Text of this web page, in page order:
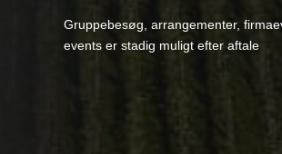
Gruppebesøg, arrangementer,
events er stadig muligt efter aftale